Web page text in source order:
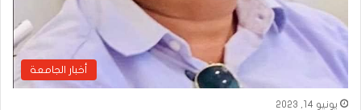
أخبار الجامعة
يونيو 14, 2023